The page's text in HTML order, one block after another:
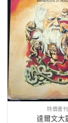
特價書刊
達爾文大